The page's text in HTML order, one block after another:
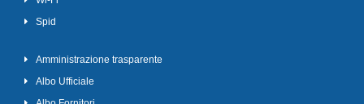
Spid
Amministrazione trasparente
Albo Ufficiale